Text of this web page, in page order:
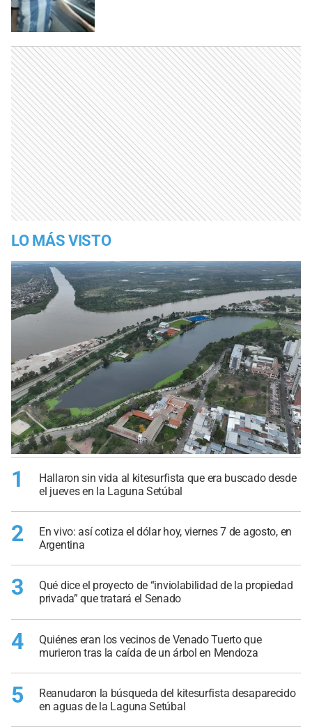
LO MÁS VISTO
1
Hallaron sin vida al kitesurfista que era buscado desde
el jueves en la Laguna Setúbal
2
En vivo: así cotiza el dólar hoy, viernes 7 de agosto, en
Argentina
3
Qué dice el proyecto de “inviolabilidad de la propiedad
privada” que tratará el Senado
4
Quiénes eran los vecinos de Venado Tuerto que
murieron tras la caída de un árbol en Mendoza
5
Reanudaron la búsqueda del kitesurfista desaparecido
en aguas de la Laguna Setúbal